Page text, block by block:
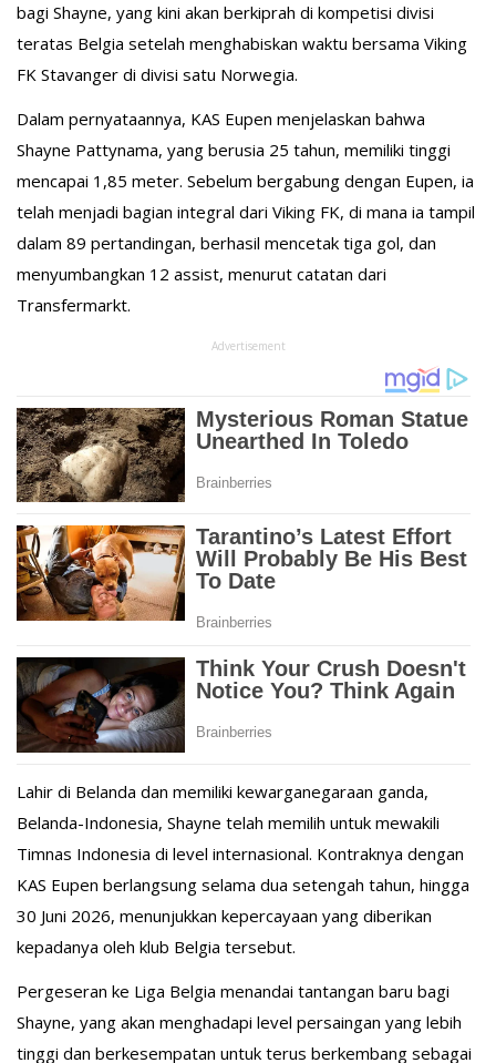
bagi Shayne, yang kini akan berkiprah di kompetisi divisi
teratas Belgia setelah menghabiskan waktu bersama Viking
FK Stavanger di divisi satu Norwegia.
Dalam pernyataannya, KAS Eupen menjelaskan bahwa
Shayne Pattynama, yang berusia 25 tahun, memiliki tinggi
mencapai 1,85 meter. Sebelum bergabung dengan Eupen, ia
telah menjadi bagian integral dari Viking FK, di mana ia tampil
dalam 89 pertandingan, berhasil mencetak tiga gol, dan
menyumbangkan 12 assist, menurut catatan dari
Transfermarkt.
Advertisement
Lahir di Belanda dan memiliki kewarganegaraan ganda,
Belanda-Indonesia, Shayne telah memilih untuk mewakili
Timnas Indonesia di level internasional. Kontraknya dengan
KAS Eupen berlangsung selama dua setengah tahun, hingga
30 Juni 2026, menunjukkan kepercayaan yang diberikan
kepadanya oleh klub Belgia tersebut.
Pergeseran ke Liga Belgia menandai tantangan baru bagi
Shayne, yang akan menghadapi level persaingan yang lebih
tinggi dan berkesempatan untuk terus berkembang sebagai